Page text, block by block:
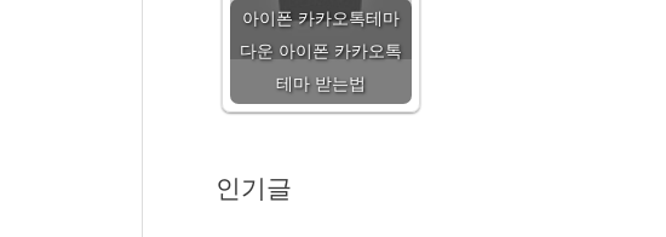
아이폰 카카오톡테마
다운 아이폰 카카오톡
테마 받는법
인기글